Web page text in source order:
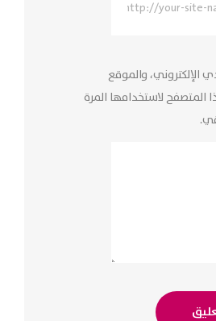
الإلكتروني، والموقع
المتصفح لاستخدامها المرة